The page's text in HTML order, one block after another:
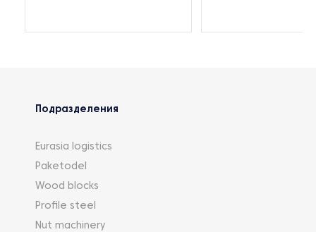
Подразделения
Eurasia logistics
Paketodel
Wood blocks
Profile steel
Nut machinery